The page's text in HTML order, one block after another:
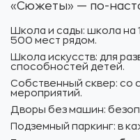
«Сюжеты» — по-
Школа и сады: школа на
500 мест рядом.
Школа искусств: для
способностей детей.
Собственный сквер: со
мероприятий.
Дворы без машин:
Подземный паркинг: в